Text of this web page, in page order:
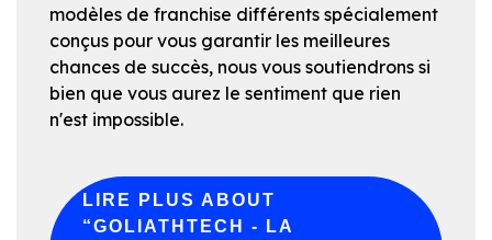
modèles de franchise différents spécialement
conçus pour vous garantir les meilleures
chances de succès, nous vous soutiendrons si
bien que vous aurez le sentiment que rien
n'est impossible.
LIRE PLUS ABOUT
“GOLIATHTECH - LA